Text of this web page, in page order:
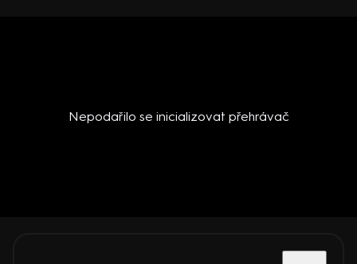
Nepodařilo se inicializovat přehrávač